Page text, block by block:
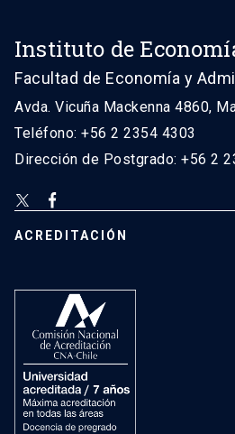
Instituto de
Facultad de Economía y
Avda. Vicuña Mackenna 4860,
Teléfono: +56 2 2354 4303
Dirección de Postgrado: +56 2
ACREDITACIÓN